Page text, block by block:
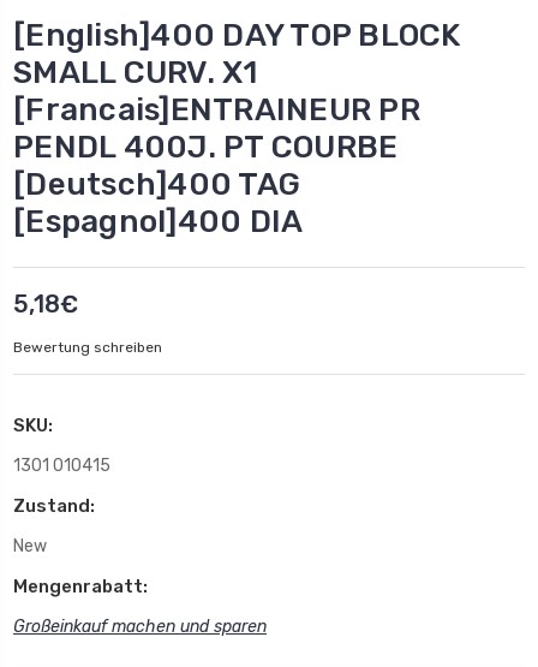
[English]400 DAY TOP BLOCK
SMALL CURV. X1
[Francais]ENTRAINEUR PR
PENDL 400J. PT COURBE
[Deutsch]400 TAG
[Espagnol]400 DIA
5,18€
Bewertung schreiben
SKU:
1301 010415
Zustand:
New
Mengenrabatt:
Großeinkauf machen und sparen